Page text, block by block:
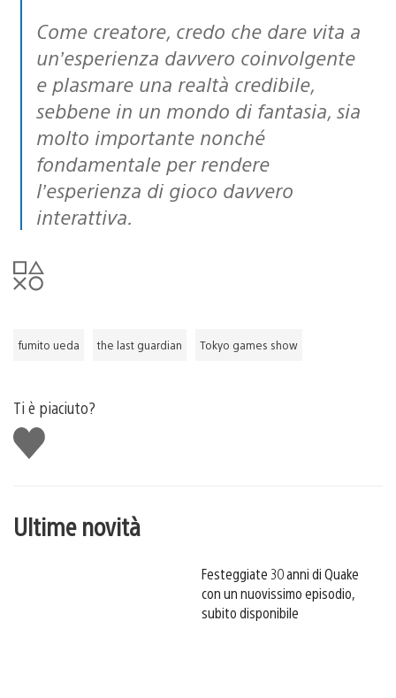
Come creatore, credo che dare vita a
un’esperienza davvero coinvolgente
e plasmare una realtà credibile,
sebbene in un mondo di fantasia, sia
molto importante nonché
fondamentale per rendere
l’esperienza di gioco davvero
interattiva.
fumito ueda the last guardian Tokyo games show
Ti è piaciuto?
Mi
piace
Ultime novità
Festeggiate 30 anni di Quake
con un nuovissimo episodio,
subito disponibile